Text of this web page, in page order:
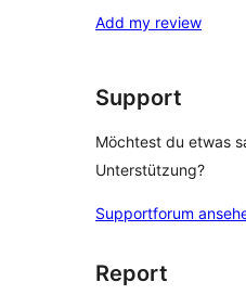
Rezensionen
Sterne-
Add my review
Support
Möchtest du etwas
Unterstützung?
Supportforum
Report